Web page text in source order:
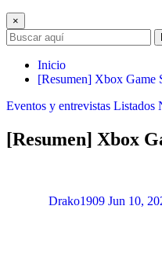
×
Inicio
[Resumen] Xbox Game
Eventos y entrevistas Listados
[Resumen] Xbox
Drako1909 Jun 10,